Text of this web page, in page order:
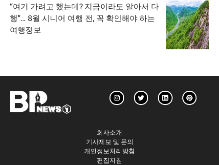
“여기 가려고 했는데? 지금이라도 알아서 다
행”… 8월 시니어 여행 전, 꼭 확인해야 하는
여행정보
회사소개
기사제보 및 문의
개인정보처리방침
편집지침